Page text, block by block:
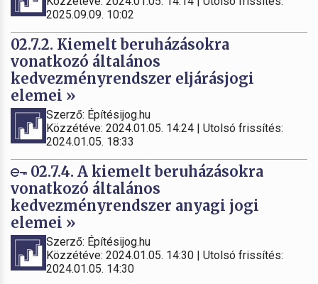
2025.09.09. 10:02
02.7.2. Kiemelt beruházásokra
vonatkozó általános
kedvezményrendszer eljárásjogi
elemei »
Szerző: Építésijog.hu
Közzétéve: 2024.01.05. 14:24 | Utolsó frissítés:
2024.01.05. 18:33
02.7.4. A kiemelt beruházásokra
vonatkozó általános
kedvezményrendszer anyagi jogi
elemei »
Szerző: Építésijog.hu
Közzétéve: 2024.01.05. 14:30 | Utolsó frissítés:
2024.01.05. 14:30